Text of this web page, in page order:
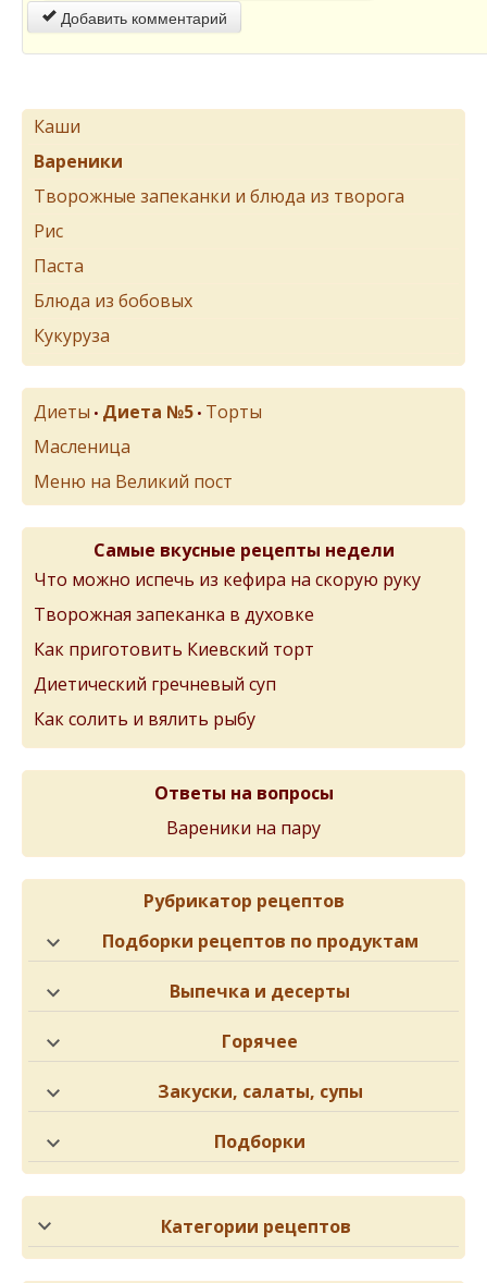
Добавить комментарий
Каши
Вареники
Творожные запеканки и блюда из творога
Рис
Паста
Блюда из бобовых
Кукуруза
Диеты • Диета №5 • Торты
Масленица
Меню на Великий пост
Самые вкусные рецепты недели
Что можно испечь из кефира на скорую руку
Творожная запеканка в духовке
Как приготовить Киевский торт
Диетический гречневый суп
Как солить и вялить рыбу
Ответы на вопросы
Вареники на пару
Рубрикатор рецептов
Подборки рецептов по продуктам
Выпечка и десерты
Горячее
Закуски, салаты, супы
Подборки
Категории рецептов